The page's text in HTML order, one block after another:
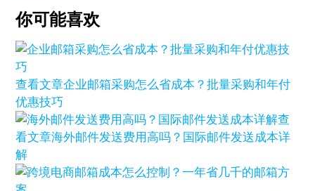
你可能喜欢
查看文章企业邮箱采购怎么省成本？批量采购和年付
优惠技巧
查
看文章海外邮件发送费用高吗？国际邮件发送成本详
解